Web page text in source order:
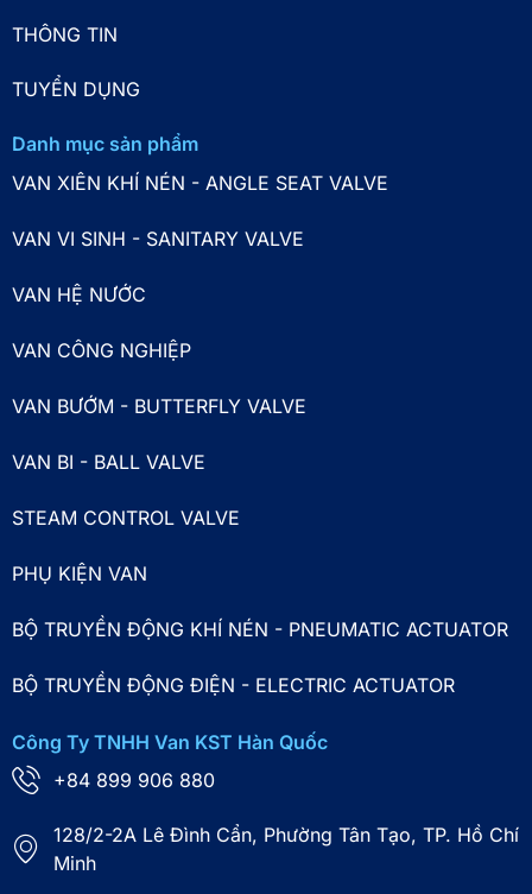
THÔNG TIN
TUYỂN DỤNG
Danh mục sản phẩm
VAN XIÊN KHÍ NÉN - ANGLE SEAT VALVE
VAN VI SINH - SANITARY VALVE
VAN HỆ NƯỚC
VAN CÔNG NGHIỆP
VAN BƯỚM - BUTTERFLY VALVE
VAN BI - BALL VALVE
STEAM CONTROL VALVE
PHỤ KIỆN VAN
BỘ TRUYỀN ĐỘNG KHÍ NÉN - PNEUMATIC ACTUATOR
BỘ TRUYỀN ĐỘNG ĐIỆN - ELECTRIC ACTUATOR
Công Ty TNHH Van KST Hàn Quốc
+84 899 906 880
128/2-2A Lê Đình Cẩn, Phường Tân Tạo, TP. Hồ Chí
Minh